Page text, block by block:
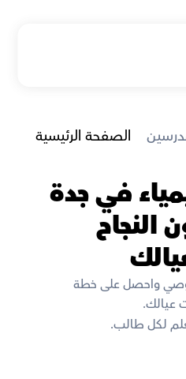
الصفحة الرئيسية
مدرسين الكيمياء في جدة
الذين يضمنون النجاح
احجز معلم الكيمياء الخصوصي واحصل على خطة
عيالك.
لكل طالب.